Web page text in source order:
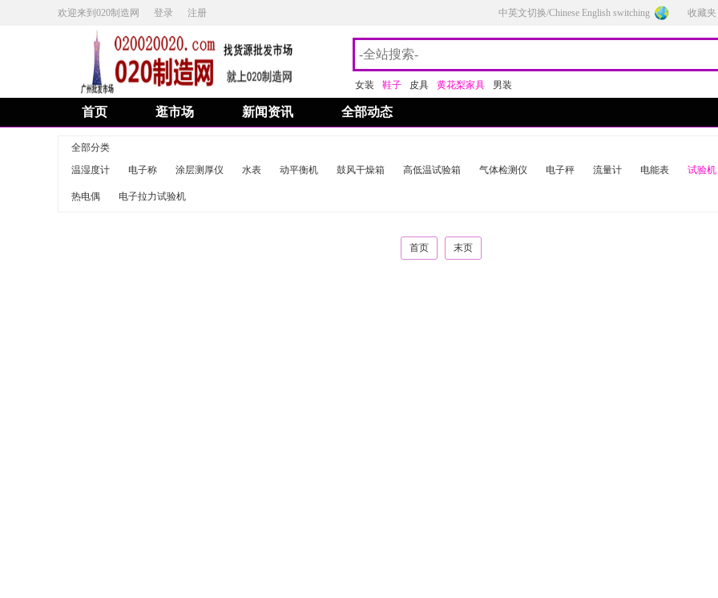
欢迎来到020制造网 登录 注册 中英文切换/Chinese English switching 收藏夹
女装 鞋子 皮具 黄花梨家具 男装
首页 逛市场 新闻资讯 全部动态
全部分类
温湿度计
电子称 涂层测厚仪 水表 动平衡机 鼓风干燥箱 高低温试验箱 气体检测仪 电子秤 流量计 电能表 试验机
热电偶 电子拉力试验机
首页 末页